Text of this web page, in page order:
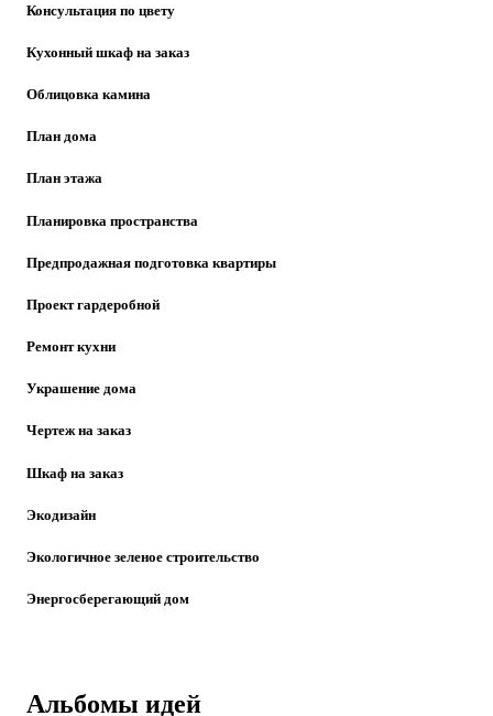
Консультация по цвету
Кухонный шкаф на заказ
Облицовка камина
План дома
План этажа
Планировка пространства
Предпродажная подготовка квартиры
Проект гардеробной
Ремонт кухни
Украшение дома
Чертеж на заказ
Шкаф на заказ
Экодизайн
Экологичное зеленое строительство
Энергосберегающий дом
Альбомы идей